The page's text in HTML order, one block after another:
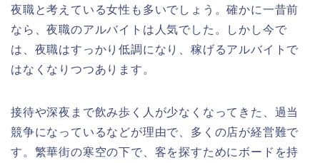
夜職と考えている女性も多いでしょう。確かに一昔前
なら、夜職のアルバイトは人気でした。しかし今で
は、夜職はすっかり低調になり、稼げるアルバイトで
はなくなりつつあります。
接待や深夜まで飲み歩く人が少なくなってきた、過当
競争になっているなどが理由で、多くの店が経営難で
す。繁華街の寒空の下で、客を探すためにボードを持